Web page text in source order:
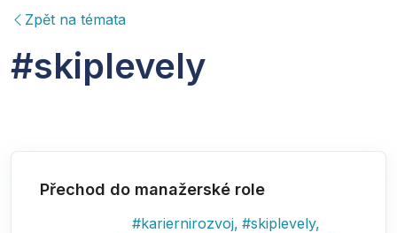
Zpět na témata
#skiplevely
Přechod do manažerské role
#kariernirozvoj, #skiplevely,